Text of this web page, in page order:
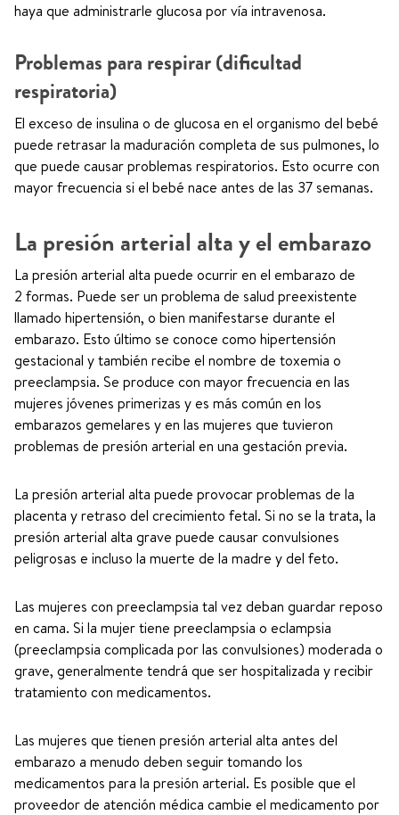
haya que administrarle glucosa por vía intravenosa.
Problemas para respirar (dificultad
respiratoria)
El exceso de insulina o de glucosa en el organismo del bebé
puede retrasar la maduración completa de sus pulmones, lo
que puede causar problemas respiratorios. Esto ocurre con
mayor frecuencia si el bebé nace antes de las 37 semanas.
La presión arterial alta y el embarazo
La presión arterial alta puede ocurrir en el embarazo de
2 formas. Puede ser un problema de salud preexistente
llamado hipertensión, o bien manifestarse durante el
embarazo. Esto último se conoce como hipertensión
gestacional y también recibe el nombre de toxemia o
preeclampsia. Se produce con mayor frecuencia en las
mujeres jóvenes primerizas y es más común en los
embarazos gemelares y en las mujeres que tuvieron
problemas de presión arterial en una gestación previa.
La presión arterial alta puede provocar problemas de la
placenta y retraso del crecimiento fetal. Si no se la trata, la
presión arterial alta grave puede causar convulsiones
peligrosas e incluso la muerte de la madre y del feto.
Las mujeres con preeclampsia tal vez deban guardar reposo
en cama. Si la mujer tiene preeclampsia o eclampsia
(preeclampsia complicada por las convulsiones) moderada o
grave, generalmente tendrá que ser hospitalizada y recibir
tratamiento con medicamentos.
Las mujeres que tienen presión arterial alta antes del
embarazo a menudo deben seguir tomando los
medicamentos para la presión arterial. Es posible que el
proveedor de atención médica cambie el medicamento por